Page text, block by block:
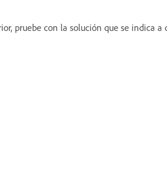
pruebe con la solución que se indica a